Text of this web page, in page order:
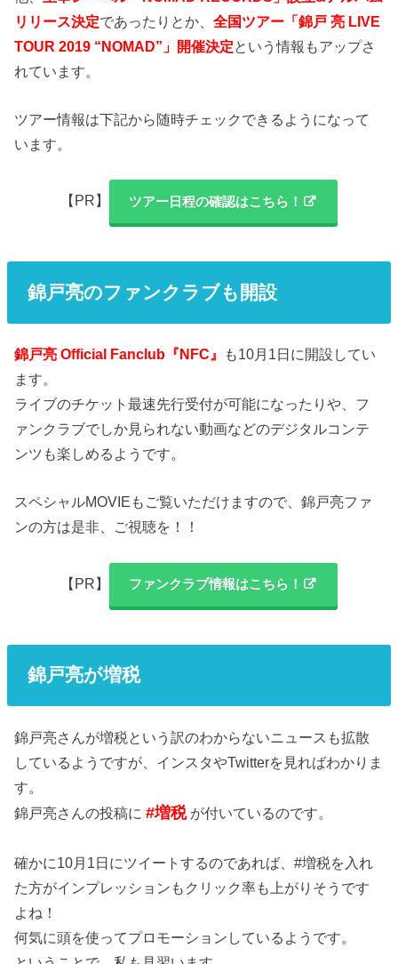
リリース決定であったりとか、全国ツアー「錦戸 亮 LIVE
TOUR 2019 “NOMAD”」開催決定という情報もアップさ
れています。
ツアー情報は下記から随時チェックできるようになって
います。
【PR】 ツアー日程の確認はこちら！
錦戸亮のファンクラブも開設
錦戸亮 Official Fanclub『NFC』
も10月1日に開設してい
ます。
ライブのチケット最速先行受付が可能になったりや、フ
ァンクラブでしか見られない動画などのデジタルコンテ
ンツも楽しめるようです。
スペシャルMOVIEもご覧いただけますので、錦戸亮ファ
ンの方は是非、ご視聴を！！
【PR】 ファンクラブ情報はこちら！
錦戸亮が増税
錦戸亮さんが増税という訳のわからないニュースも拡散
しているようですが、インスタやTwitterを見ればわかりま
す。
錦戸亮さんの投稿に#増税 が付いているのです。
確かに10月1日にツイートするのであれば、#増税を入れ
た方がインプレッションもクリック率も上がりそうです
よね！
何気に頭を使ってプロモーションしているようです。